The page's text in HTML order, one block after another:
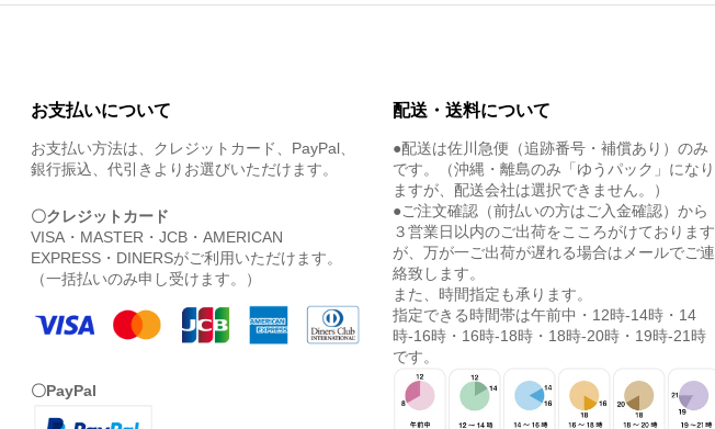
お支払いについて
お支払い方法は、クレジットカード、PayPal、
銀行振込、代引きよりお選びいただけます。
〇クレジットカード
VISA・MASTER・JCB・AMERICAN
EXPRESS・DINERSがご利用いただけます。
（一括払いのみ申し受けます。）
〇PayPal
配送・送料について
●配送は佐川急便（追跡番号・補償あり）のみ
です。（沖縄・離島のみ「ゆうパック」になり
ますが、配送会社は選択できません。）
●ご注文確認（前払いの方はご入金確認）から
３営業日以内のご出荷をこころがけております
が、万が一ご出荷が遅れる場合はメールでご連
絡致します。
また、時間指定も承ります。
指定できる時間帯は午前中・12時-14時・14
時-16時・16時-18時・18時-20時・19時-21時
です。